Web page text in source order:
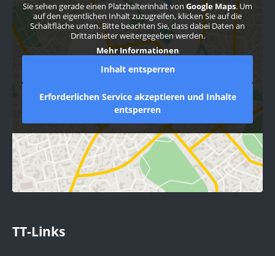
Sie sehen gerade einen Platzhalterinhalt von Google Maps. Um
auf den eigentlichen Inhalt zuzugreifen, klicken Sie auf die
Schaltfläche unten. Bitte beachten Sie, dass dabei Daten an
Drittanbieter weitergegeben werden.
Mehr Informationen
Inhalt entsperren
Erforderlichen Service akzeptieren und Inhalte
entsperren
TT-Links